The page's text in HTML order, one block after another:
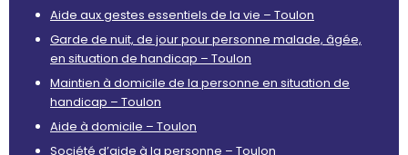
Aide aux gestes essentiels de la vie – Toulon
Garde de nuit, de jour pour personne malade, âgée,
en situation de handicap – Toulon
Maintien à domicile de la personne en situation de
handicap – Toulon
Aide à domicile – Toulon
Société d’aide à la personne – Toulon